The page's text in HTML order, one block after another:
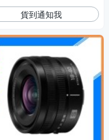
貨到通知我